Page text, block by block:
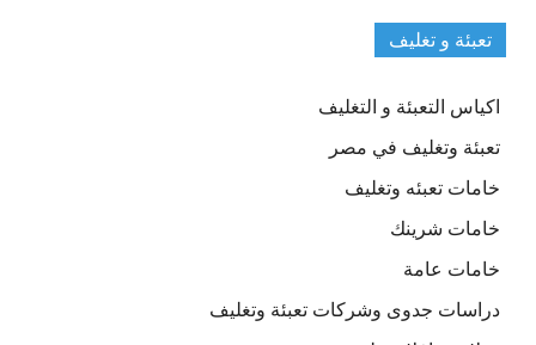
تعبئة و تغليف
اكياس التعبئة و التغليف
تعبئة وتغليف في مصر
خامات تعبئه وتغليف
خامات شرينك
خامات عامة
دراسات جدوى وشركات تعبئة وتغليف